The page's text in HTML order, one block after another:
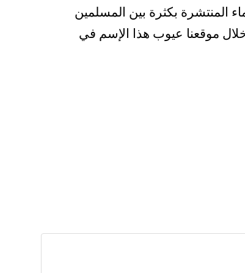
المنتشرة بكثرة بين المسلمين
موقعنا عيوب هذا الإسم في